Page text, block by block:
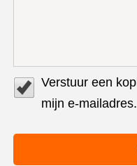
Verstuur een
mijn e-mailadres.